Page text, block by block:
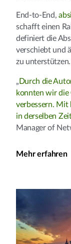
End-to-End,
schafft einen
definiert die
verschiebt und
zu unterstützen.
„ Durch die
konnten wir die
verbessern. Mit
in derselben
Manager of
Mehr erfahren